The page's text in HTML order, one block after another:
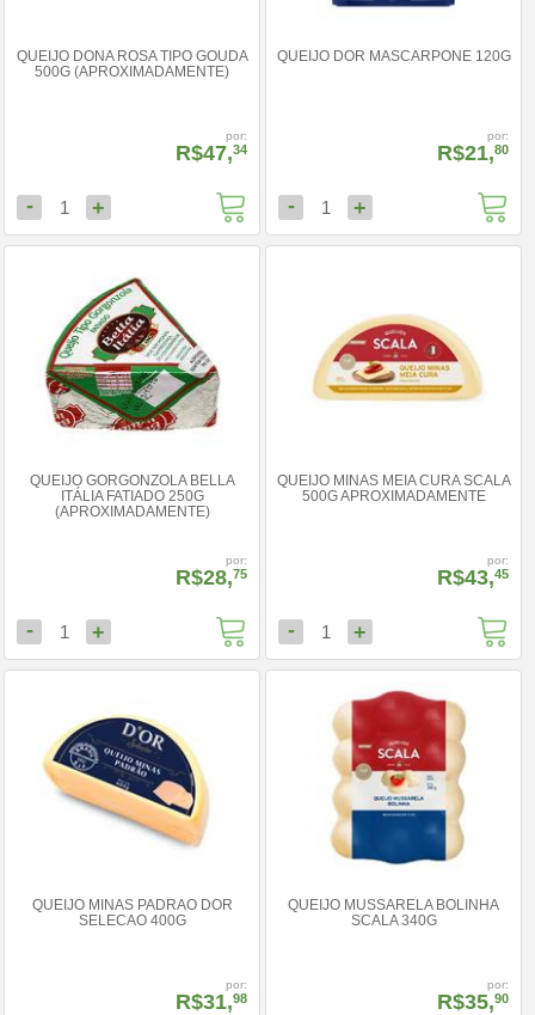
QUEIJO DONA ROSA TIPO GOUDA
500G (APROXIMADAMENTE)
por:
R$47,34
- 1 +
QUEIJO DOR MASCARPONE 120G
por:
R$21,80
- 1 +
QUEIJO GORGONZOLA BELLA
ITÁLIA FATIADO 250G
(APROXIMADAMENTE)
por:
R$28,75
- 1 +
QUEIJO MINAS MEIA CURA SCALA
500G APROXIMADAMENTE
por:
R$43,45
- 1 +
QUEIJO MINAS PADRAO DOR
SELECAO 400G
por:
R$31,98
QUEIJO MUSSARELA BOLINHA
SCALA 340G
por:
R$35,90